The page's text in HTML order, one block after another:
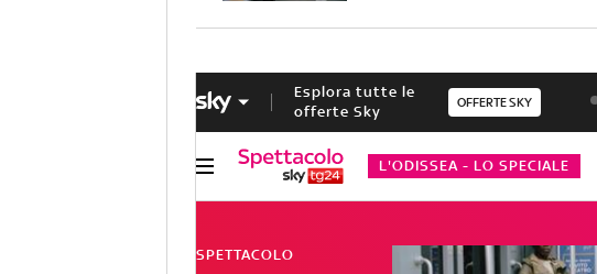
Esplora tutte le
offerte Sky
OFFERTE SKY
L'ODISSEA - LO SPECIALE
SPETTACOLO